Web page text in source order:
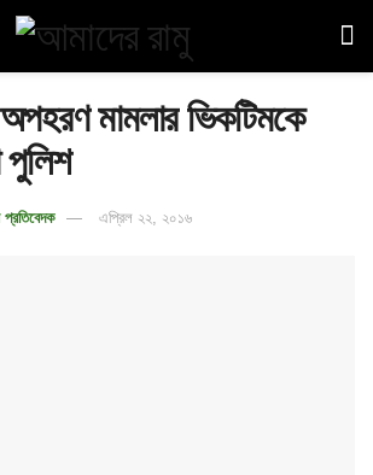
মামলার ভিকটিমকে
এপ্রিল ২২, ২০১৬